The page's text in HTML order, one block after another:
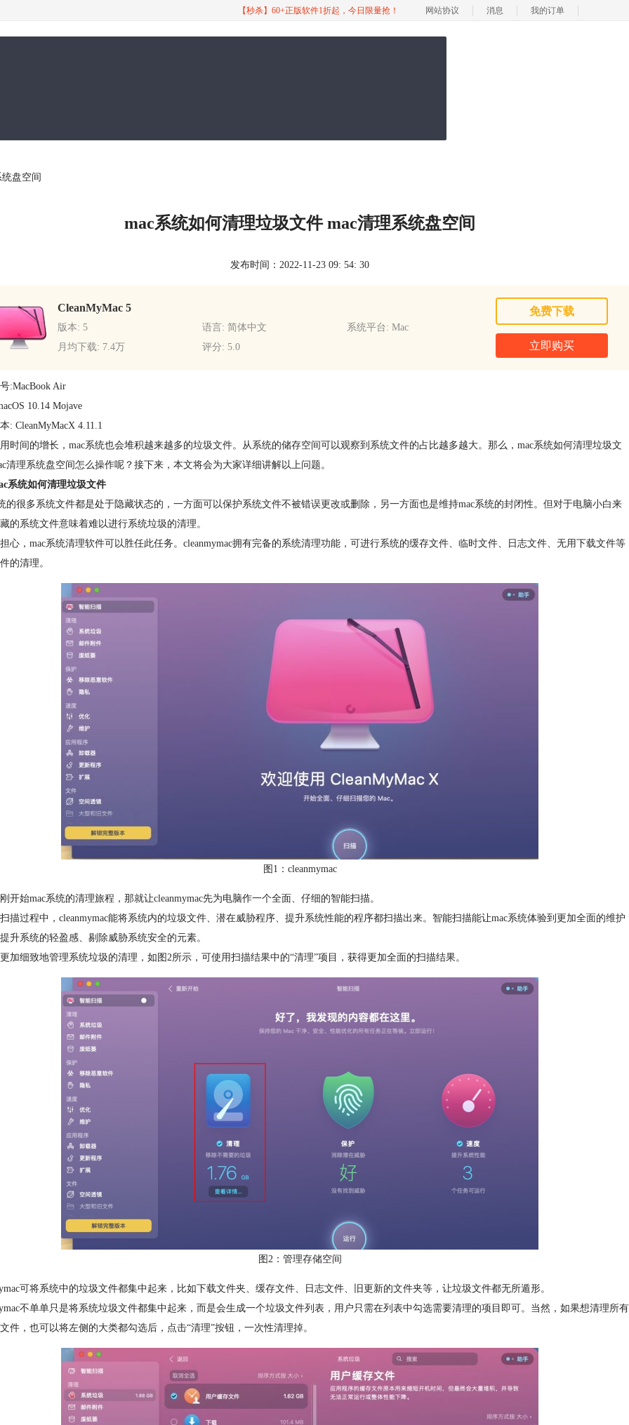
【秒杀】60+正版软件1折起，今日限量抢！ 网站协议 消息 我的订单
盘空间
mac系统如何清理垃圾文件 mac清理系统盘空间
发布时间：2022-11-23 09: 54: 30
CleanMyMac 5
版本: 5 语言: 简体中文
系统平台: Mac
月均下载: 7.4万
评分: 5.0
免费下载
立即购买
:MacBook Air
10.14 Mojave
: CleanMyMacX 4.11.1
时间的增长，mac系统也会堆积越来越多的垃圾文件。从系统的储存空间可以观察到系统文件的占比越多越大。那么，mac系统如何清理垃圾文
清理系统盘空间怎么操作呢？接下来，本文将会为大家详细讲解以上问题。
系统如何清理垃圾文件
的很多系统文件都是处于隐藏状态的，一方面可以保护系统文件不被错误更改或删除，另一方面也是维持mac系统的封闭性。但对于电脑小白来
的系统文件意味着难以进行系统垃圾的清理。
心，mac系统清理软件可以胜任此任务。cleanmymac拥有完备的系统清理功能，可进行系统的缓存文件、临时文件、日志文件、无用下载文件等
的清理。
图1：cleanmymac
开始mac系统的清理旅程，那就让cleanmymac先为电脑作一个全面、仔细的智能扫描。
描过程中，cleanmymac能将系统内的垃圾文件、潜在威胁程序、提升系统性能的程序都扫描出来。智能扫描能让mac系统体验到更加全面的维护
升系统的轻盈感、剔除威胁系统安全的元素。
加细致地管理系统垃圾的清理，如图2所示，可使用扫描结果中的“清理”项目，获得更加全面的扫描结果。
图2：管理存储空间
可将系统中的垃圾文件都集中起来，比如下载文件夹、缓存文件、日志文件、旧更新的文件夹等，让垃圾文件都无所遁形。
不单单只是将系统垃圾文件都集中起来，而是会生成一个垃圾文件列表，用户只需在列表中勾选需要清理的项目即可。当然，如果想清理所有
件，也可以将左侧的大类都勾选后，点击“清理”按钮，一次性清理掉。